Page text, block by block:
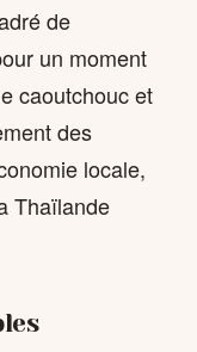
de
un moment
caoutchouc et
des
locale,
Thaïlande